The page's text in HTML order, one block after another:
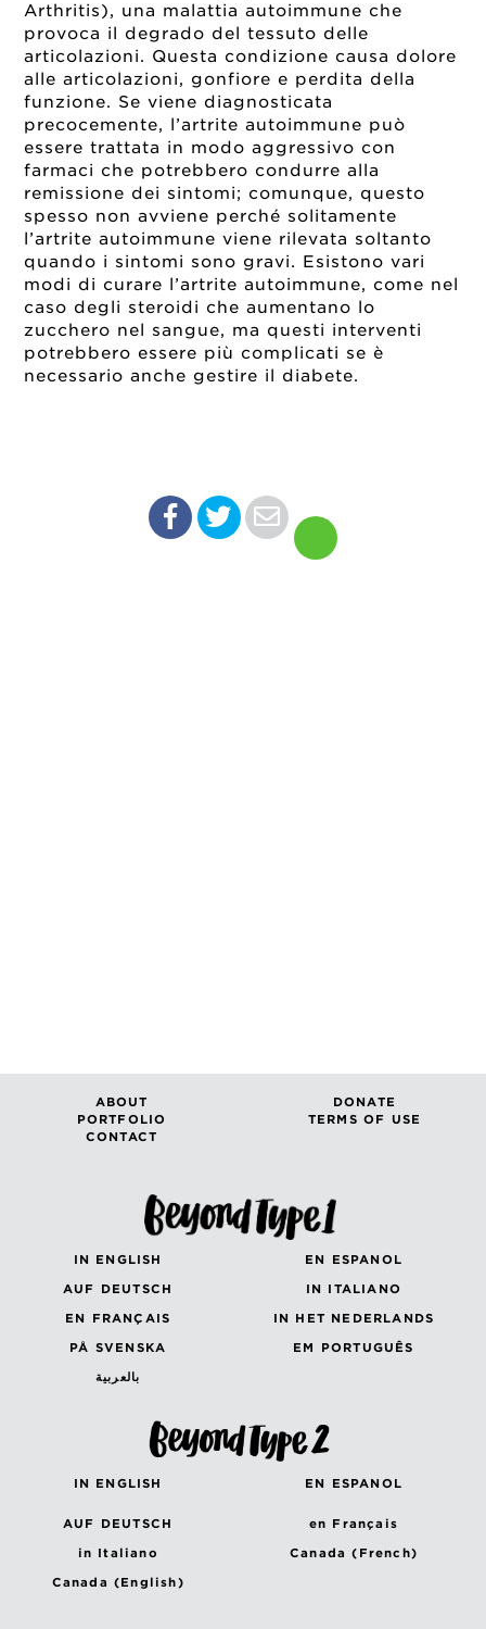
Arthritis), una malattia autoimmune che
provoca il degrado del tessuto delle
articolazioni. Questa condizione causa dolore
alle articolazioni, gonfiore e perdita della
funzione. Se viene diagnosticata
precocemente, l’artrite autoimmune può
essere trattata in modo aggressivo con
farmaci che potrebbero condurre alla
remissione dei sintomi; comunque, questo
spesso non avviene perché solitamente
l’artrite autoimmune viene rilevata soltanto
quando i sintomi sono gravi. Esistono vari
modi di curare l’artrite autoimmune, come nel
caso degli steroidi che aumentano lo
zucchero nel sangue, ma questi interventi
potrebbero essere più complicati se è
necessario anche gestire il diabete.
ABOUT
DONATE
PORTFOLIO
TERMS OF USE
CONTACT
IN ENGLISH
EN ESPANOL
AUF DEUTSCH
IN ITALIANO
EN FRANÇAIS
IN HET NEDERLANDS
PÅ SVENSKA
EM PORTUGUÊS
بالعربية
IN ENGLISH EN ESPANOL
AUF DEUTSCH
en Français
in Italiano
Canada (French)
Canada (English)